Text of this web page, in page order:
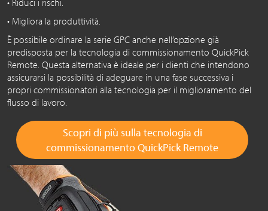
• Migliora la produttività.
È possibile ordinare la serie GPC anche nell’opzione già
predisposta per la tecnologia di commissionamento QuickPick
Remote. Questa alternativa è ideale per i clienti che intendono
assicurarsi la possibilità di adeguare in una fase successiva i
propri commissionatori alla tecnologia per il miglioramento del
flusso di lavoro.
Scopri di più sulla tecnologia di
commissionamento QuickPick Remote